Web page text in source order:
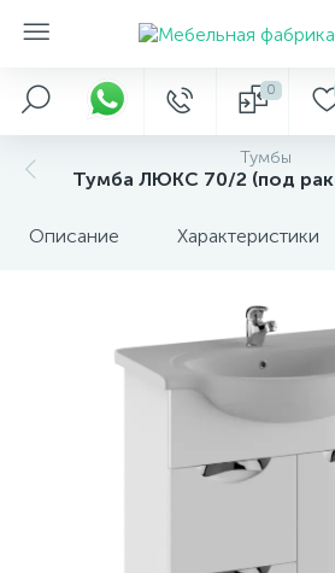
0
Тумбы
Тумба ЛЮКС 70/2 (под
Описание Характеристики